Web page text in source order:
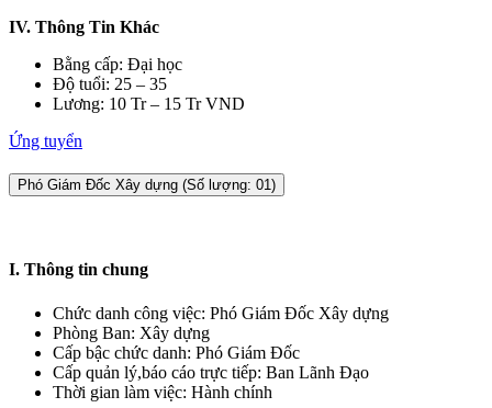
IV. Thông Tin Khác
Bằng cấp: Đại học
Độ tuổi: 25 – 35
Lương: 10 Tr – 15 Tr VND
Ứng tuyển
Phó Giám Đốc Xây dựng (Số lượng: 01)
I. Thông tin chung
Chức danh công việc: Phó Giám Đốc Xây dựng
Phòng Ban: Xây dựng
Cấp bậc chức danh: Phó Giám Đốc
Cấp quản lý,báo cáo trực tiếp: Ban Lãnh Đạo
Thời gian làm việc: Hành chính